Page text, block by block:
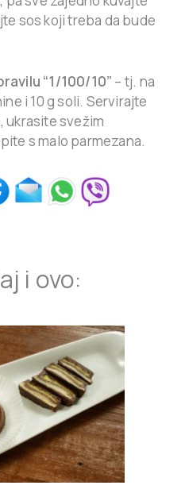
sos koji treba da bude
“1/100/10” – tj. na
i 10 g soli. Servirajte
ukrasite svežim
s malo parmezana.
i ovo: